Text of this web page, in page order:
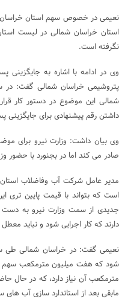
نعیمی در خصوص سهم استان خراسان
استان خراسان شمالی در لیست
نگرفته است.
وی در ادامه با اشاره به
پتروشیمی خراسان شمالی گفت: در
شمالی این موضوع در دستور کار
داشتن رقم پیشنهادی برای جایگزینی
وی بیان داشت: وزارت نیرو برای
صادر می کند اما در بجنورد با حضور
مدیر عامل شرکت آب وفاضلاب استان
است که بتواند با قیمت پایین تری
جدیدی از سمت وزارت نیرو به دست
دارند که کار اجرایی شود و نباید
مترمکعب آن نیاز دارد، که در حال
مابقی بعد از استاندارد سازی آب